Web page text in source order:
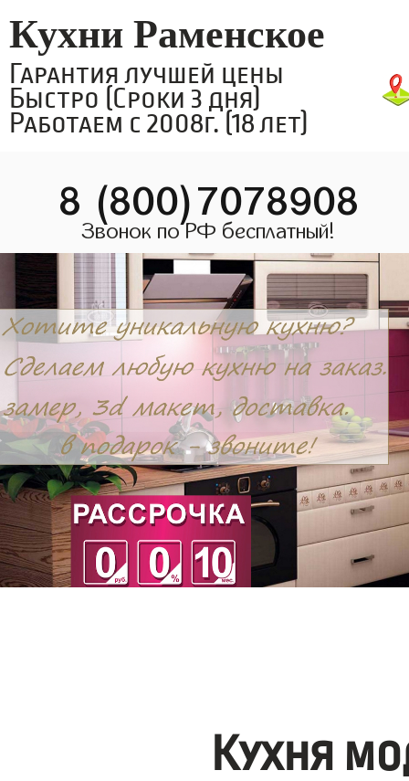
Кухни Раменское
Гарантия лучшей цены
Быстро (Сроки 3 дня)
Работаем с 2008г. (18 лет)
8 (800)7078908
Звонок по РФ бесплатный!
Кухня